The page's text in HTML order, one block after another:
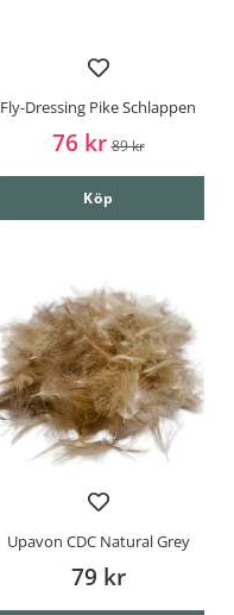
Fly-Dressing Pike Schlappen
76 kr 89 kr
Köp
Upavon CDC Natural Grey
79 kr